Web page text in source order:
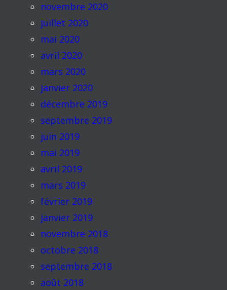
novembre 2020
juillet 2020
mai 2020
avril 2020
mars 2020
janvier 2020
décembre 2019
septembre 2019
juin 2019
mai 2019
avril 2019
mars 2019
février 2019
janvier 2019
novembre 2018
octobre 2018
septembre 2018
août 2018